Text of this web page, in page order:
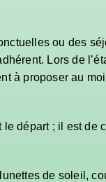
ou des
Lors de
à proposer au
le départ ; il est de
de soleil,